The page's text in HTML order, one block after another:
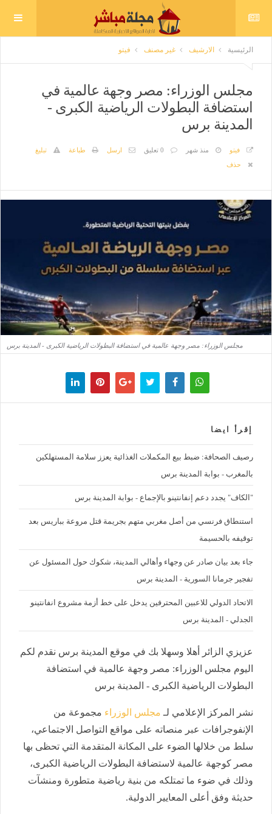
الرئيسية الارشيف غير مصنف فيتو
مجلس الوزراء: مصر وجهة عالمية في
استضافة البطولات الرياضية الكبرى -
المدينة برس
فيتو منذ شهر 0 تعليق ارسل طباعة
تبليغ
حذف
مجلس الوزراء: مصر وجهة عالمية في استضافة البطولات الرياضية الكبرى - المدينة برس
إقرأ ايضا
رصيف الصحافة: ضبط بيع المكملات الغذائية يعزز سلامة المستهلكين
بالمغرب - بوابة المدينة برس
"الكاف" يجدد دعم إنفانتينو بالإجماع - بوابة المدينة برس
استنطاق فرنسي من أصل مغربي متهم بجريمة قتل مروعة بباريس بعد
توقيفه بالحسيمة
جاء بعد بيان صادر عن وجهاء وأهالي المدينة، شكوك حول المسئول عن
تفجير جرمانا السورية - المدينة برس
الاتحاد الدولي للاعبين المحترفين يدخل على خط أزمة مشروع انفانتينو
الجدلي - المدينة برس
عزيزي الزائر أهلا وسهلا بك في موقع المدينة برس نقدم لكم
اليوم مجلس الوزراء: مصر وجهة عالمية في استضافة
البطولات الرياضية الكبرى - المدينة برس
نشر المركز الإعلامي لـ مجلس الوزراء مجموعة من
الإنفوجرافات عبر منصاته على مواقع التواصل الاجتماعي،
سلط من خلالها الضوء على المكانة المتقدمة التي تحظى بها
مصر كوجهة عالمية لاستضافة البطولات الرياضية الكبرى،
وذلك في ضوء ما تمتلكه من بنية رياضية متطورة ومنشآت
حديثة وفق أعلى المعايير الدولية.